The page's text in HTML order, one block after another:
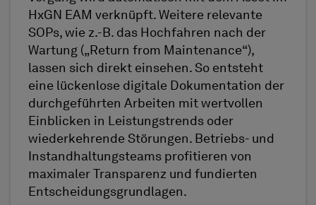
HxGN EAM verknüpft. Weitere relevante
SOPs, wie z.-B. das Hochfahren nach der
Wartung („Return from Maintenance“),
lassen sich direkt einsehen. So entsteht
eine lückenlose digitale Dokumentation der
durchgeführten Arbeiten mit wertvollen
Einblicken in Leistungstrends oder
wiederkehrende Störungen. Betriebs- und
Instandhaltungsteams profitieren von
maximaler Transparenz und fundierten
Entscheidungsgrundlagen.